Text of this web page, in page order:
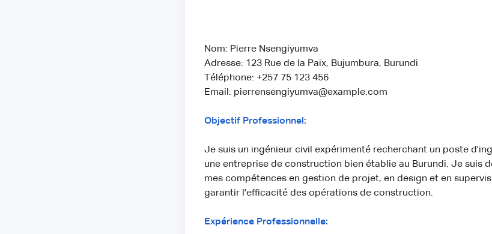
Nom: Pierre Nsengiyumva
Adresse: 123 Rue de la Paix, Bujumbura, Burundi
Téléphone: +257 75 123 456
Email: pierrensengiyumva@example.com
Objectif Professionnel:
Je suis un ingénieur civil expérimenté recherchant un poste
une entreprise de construction bien établie au Burundi. Je suis
mes compétences en gestion de projet, en design et en
garantir l'efficacité des opérations de construction.
Expérience Professionnelle: